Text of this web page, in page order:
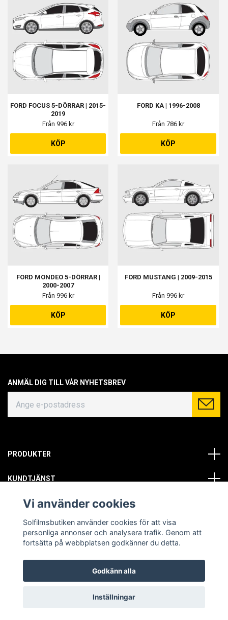
FORD FOCUS 5-DÖRRAR | 2015-
2019
Från 996 kr
KÖP
FORD KA | 1996-2008
Från 786 kr
KÖP
FORD MONDEO 5-DÖRRAR |
2000-2007
Från 996 kr
KÖP
FORD MUSTANG | 2009-2015
Från 996 kr
KÖP
ANMÄL DIG TILL VÅR NYHETSBREV
PRODUKTER
KUNDTJÄNST
OM OSS
SOCIALA MEDIER
© Copyright 2026 Solfilmsbutiken. All rights reserved.
Vi använder cookies
Solfilmsbutiken använder cookies för att visa
personliga annonser och analysera trafik. Genom att
fortsätta på webbplatsen godkänner du detta.
Godkänn alla
Inställningar